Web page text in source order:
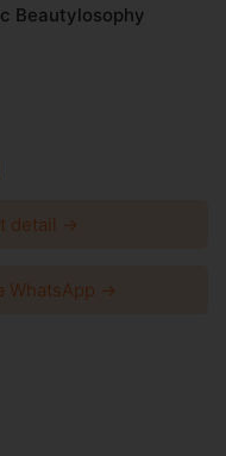
Beautylosophy
detail →
WhatsApp →